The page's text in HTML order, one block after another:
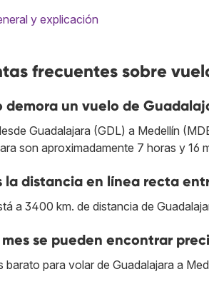
y explicación
frecuentes sobre
demora un vuelo de
Guadalajara (GDL) a Medellín
son aproximadamente 7 horas y 16
la distancia en línea recta
a 3400 km. de distancia de
mes se pueden encontrar
barato para volar de Guadalajara a